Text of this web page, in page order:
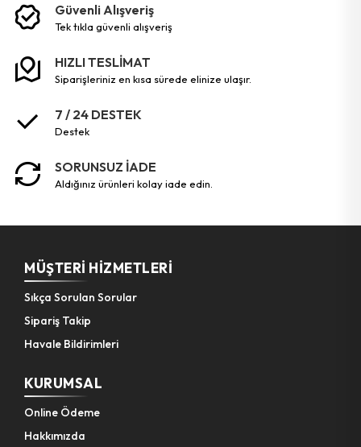
Güvenli Alışveriş
tek tikla güvenli̇ alişveri̇ş
HIZLI TESLİMAT
siparişleriniz en kısa sürede elinize ulaşır.
7 / 24 DESTEK
destek
SORUNSUZ İADE
aldığınız ürünleri kolay iade edin.
MÜŞTERI HIZMETLERI
Sıkça Sorulan Sorular
Sipariş Takip
Havale Bildirimleri
KURUMSAL
Online Ödeme
Hakkımızda